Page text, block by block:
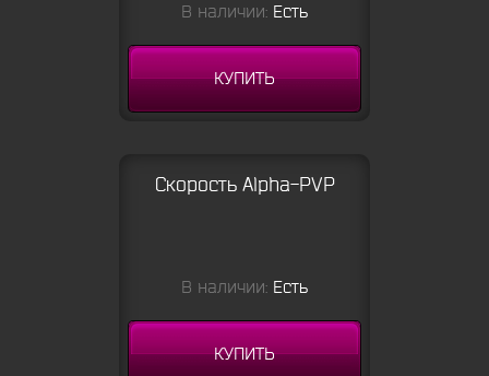
В наличии: Есть
КУПИТЬ
Скорость Alpha-PVP
В наличии: Есть
КУПИТЬ